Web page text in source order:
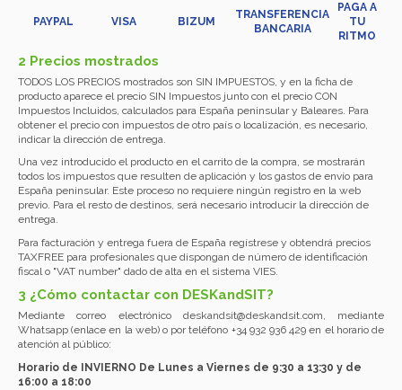
PAYPAL VISA BIZUM
TRANSFERENCIA
BANCARIA
PAGA A
TU
RITMO
2 Precios mostrados
TODOS LOS PRECIOS mostrados son SIN IMPUESTOS, y en la ficha de
producto aparece el precio SIN Impuestos junto con el precio CON
Impuestos Incluidos, calculados para España peninsular y Baleares. Para
obtener el precio con impuestos de otro país o localización, es necesario,
indicar la dirección de entrega.
Una vez introducido el producto en el carrito de la compra, se mostrarán
todos los impuestos que resulten de aplicación y los gastos de envío para
España peninsular. Este proceso no requiere ningún registro en la web
previo. Para el resto de destinos, será necesario introducir la dirección de
entrega.
Para facturación y entrega fuera de España regístrese y obtendrá precios
TAXFREE para profesionales que dispongan de número de identificación
fiscal o "VAT number" dado de alta en el sistema VIES.
3 ¿Cómo contactar con DESKandSIT?
Mediante correo electrónico deskandsit@deskandsit.com, mediante
Whatsapp (enlace en la web) o por teléfono +34 932 936 429 en el horario de
atención al público:
Horario de INVIERNO De Lunes a Viernes de 9:30 a 13:30 y de
16:00 a 18:00